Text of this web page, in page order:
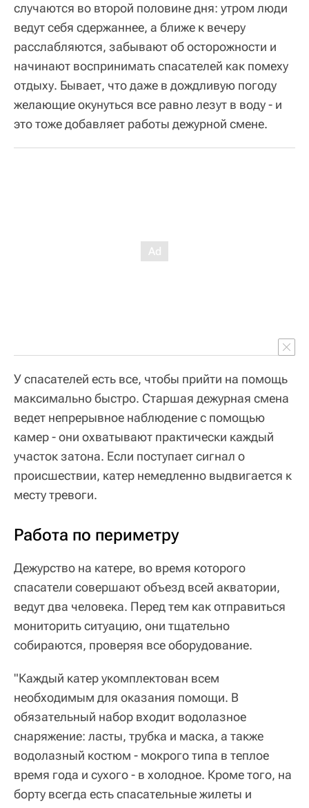
случаются во второй половине дня: утром люди
ведут себя сдержаннее, а ближе к вечеру
расслабляются, забывают об осторожности и
начинают воспринимать спасателей как помеху
отдыху. Бывает, что даже в дождливую погоду
желающие окунуться все равно лезут в воду - и
это тоже добавляет работы дежурной смене.
У спасателей есть все, чтобы прийти на помощь
максимально быстро. Старшая дежурная смена
ведет непрерывное наблюдение с помощью
камер - они охватывают практически каждый
участок затона. Если поступает сигнал о
происшествии, катер немедленно выдвигается к
месту тревоги.
Работа по периметру
Дежурство на катере, во время которого
спасатели совершают объезд всей акватории,
ведут два человека. Перед тем как отправиться
мониторить ситуацию, они тщательно
собираются, проверяя все оборудование.
"Каждый катер укомплектован всем
необходимым для оказания помощи. В
обязательный набор входит водолазное
снаряжение: ласты, трубка и маска, а также
водолазный костюм - мокрого типа в теплое
время года и сухого - в холодное. Кроме того, на
борту всегда есть спасательные жилеты и